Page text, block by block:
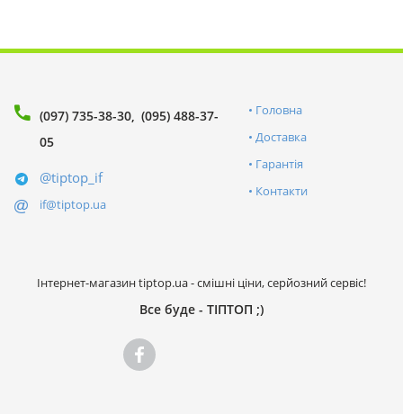
(097) 735-38-30 (095) 488-37-
05
@tiptop_if
if@tiptop.ua
Головна
Доставка
Гарантія
Контакти
Інтернет-магазин tiptop.ua - смішні ціни, серйозний сервіс!
Все буде - ТІПТОП ;)